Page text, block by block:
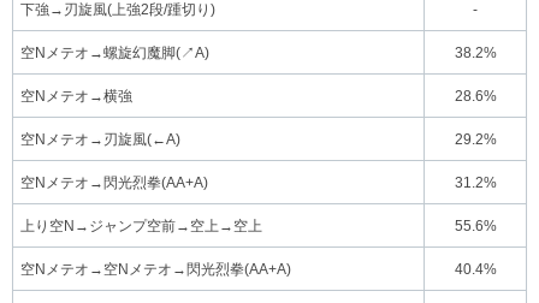
下強→刃旋風(上強2段/踵切り) -
空Nメテオ→螺旋幻魔脚(↗A) 38.2%
空Nメテオ→横強 28.6%
空Nメテオ→刃旋風(←A) 29.2%
空Nメテオ→閃光烈拳(AA+A) 31.2%
上り空N→ジャンプ空前→空上→空上 55.6%
空Nメテオ→空Nメテオ→閃光烈拳(AA+A) 40.4%